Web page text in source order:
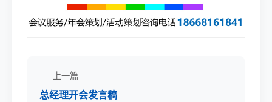
上一篇
总经理开会发言稿